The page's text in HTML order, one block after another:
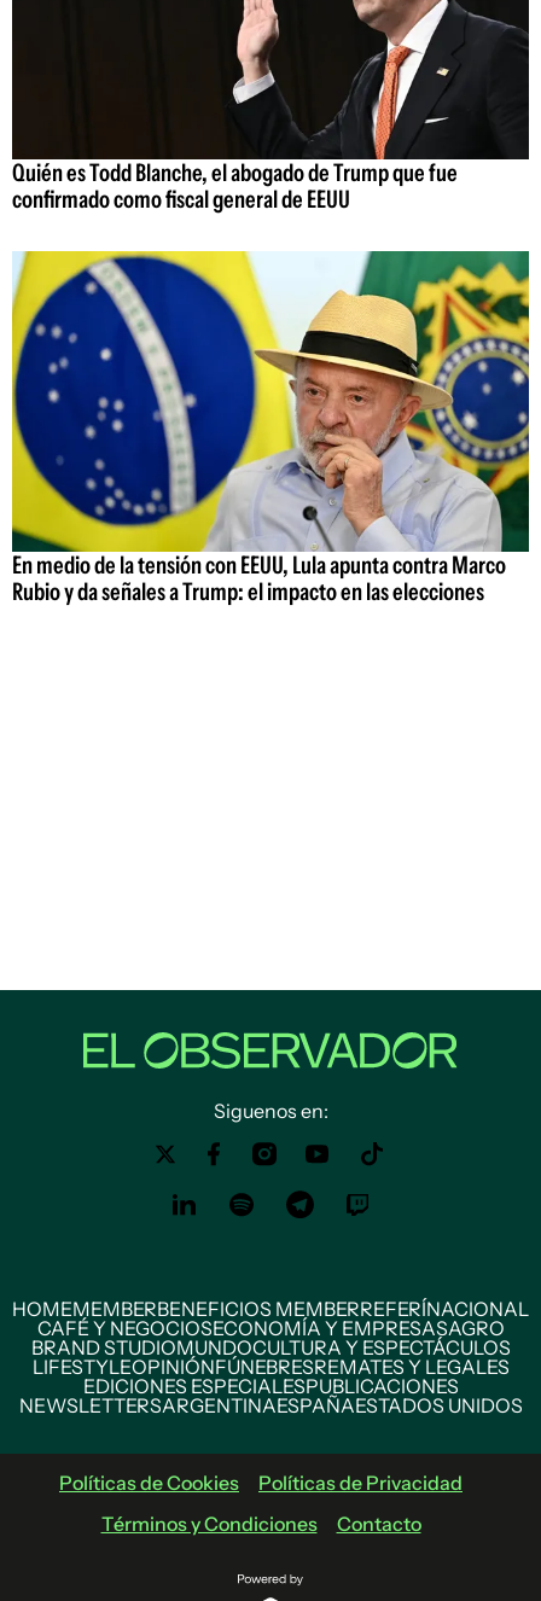
Quién es Todd Blanche, el abogado de Trump que fue
confirmado como fiscal general de EEUU
En medio de la tensión con EEUU, Lula apunta contra Marco
Rubio y da señales a Trump: el impacto en las elecciones
Siguenos en:
HOMEMEMBERBENEFICIOS MEMBERREFERÍNACIONAL
CAFÉ Y NEGOCIOSECONOMÍA Y EMPRESASAGRO
BRAND STUDIOMUNDOCULTURA Y ESPECTÁCULOS
LIFESTYLEOPINIÓNFÚNEBRESREMATES Y LEGALES
EDICIONES ESPECIALESPUBLICACIONES
NEWSLETTERSARGENTINAESPAÑAESTADOS UNIDOS
Políticas de Cookies
Políticas de Privacidad
Términos y Condiciones
Contacto